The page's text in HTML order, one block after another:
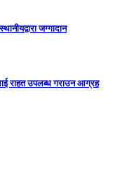
जग्गादान
राहत उपलब्ध गराउन आग्रह